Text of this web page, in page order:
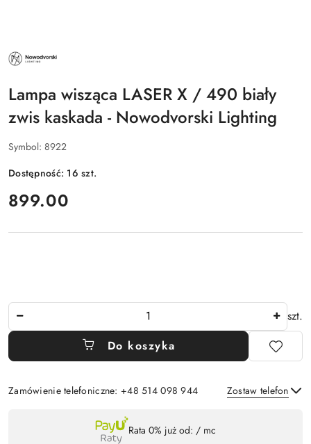
NAZWA
PRODUCENTA:
Lampa wisząca LASER X / 490 biały
zwis kaskada - Nowodvorski Lighting
Symbol: 8922
Dostępność: 16szt.
cena:
899.00
szt.
Do koszyka
Zamówienie telefoniczne: +48 514 098 944 Zostaw telefon
Rata 0% już od: / mc